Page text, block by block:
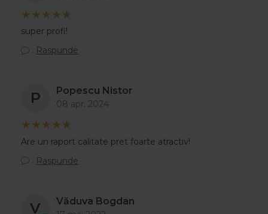
super profi!
Raspunde
P Popescu Nistor
08 apr. 2024
Are un raport calitate pret foarte atractiv!
Raspunde
V Văduva Bogdan